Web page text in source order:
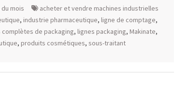
mois
acheter et vendre machines industrielles
, industrie pharmaceutique, ligne de comptage,
complètes de packaging, lignes packaging, Makinate,
, produits cosmétiques, sous-traitant